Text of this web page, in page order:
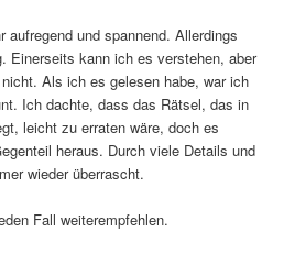
aufregend und spannend. Allerdings
Einerseits kann ich es verstehen, aber
Als ich es gelesen habe, war ich
Ich dachte, dass das Rätsel, das in
leicht zu erraten wäre, doch es
heraus. Durch viele Details und
wieder überrascht.
Fall weiterempfehlen.